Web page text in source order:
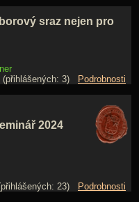
sraz nejen pro
(přihlášených: 3)
Podrobnosti
2024
23)
Podrobnosti